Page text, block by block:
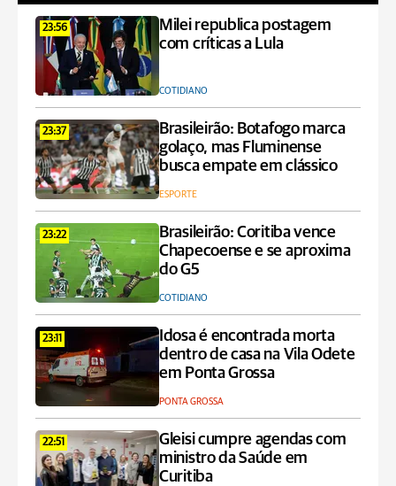
23:56
Milei republica postagem
com críticas a Lula
COTIDIANO
23:37
Brasileirão: Botafogo marca
golaço, mas Fluminense
busca empate em clássico
ESPORTE
23:22
Brasileirão: Coritiba vence
Chapecoense e se aproxima
do G5
COTIDIANO
23:11
Idosa é encontrada morta
dentro de casa na Vila Odete
em Ponta Grossa
PONTA GROSSA
22:51
Gleisi cumpre agendas com
ministro da Saúde em
Curitiba